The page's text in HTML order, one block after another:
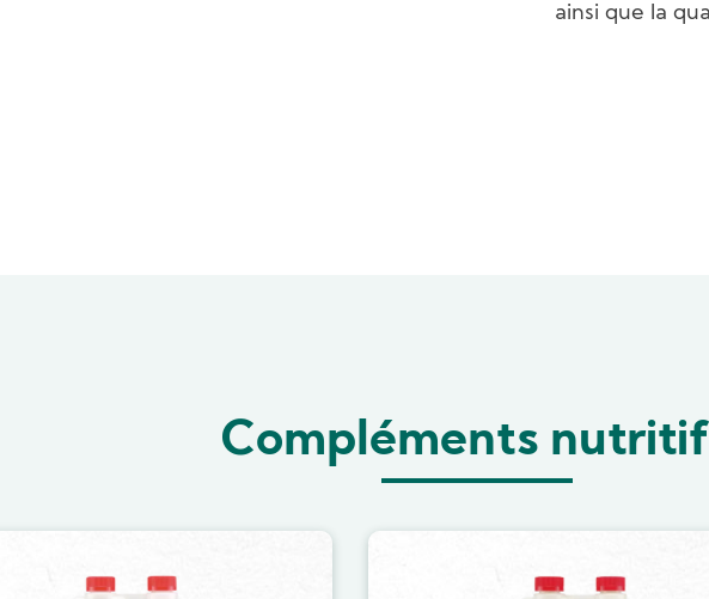
ainsi que la
Compléments